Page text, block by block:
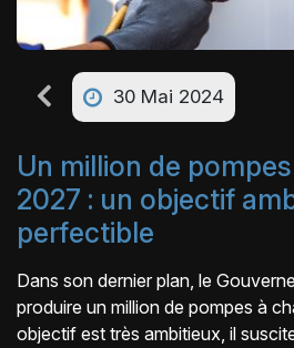
30 Mai 2024
Un million de
2027 : un objectif
perfectible
Dans son dernier plan, le
produire un million de pompes à
objectif est très ambitieux, il